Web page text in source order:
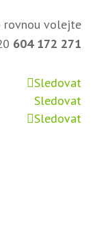
rovnou volejte
604 172 271
Sledovat
Sledovat
Sledovat